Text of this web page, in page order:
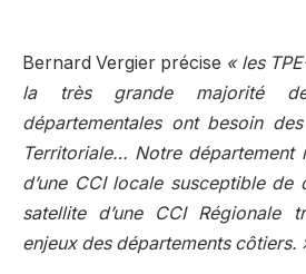
Bernard Vergier précise « les
la très grande majorité
départementales ont besoin
Territoriale… Notre département
d’une CCI locale susceptible de
satellite d’une CCI Régionale
enjeux des départements côtiers.